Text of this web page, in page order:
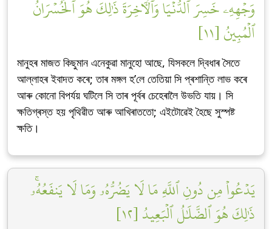
وَجۡهِهِۦ خَسِرَ ٱلدُّنۡيَا وَٱلۡأٓخِرَةَۚ ذَٰلِكَ هُوَ ٱلۡخُسۡرَانُ
ٱلۡمُبِينُ [١١]
মানুহৰ মাজত কিছুমান এনেকুৱা মানুহো আছে, যিসকলে দ্বিধাৰ সৈতে
আল্লাহৰ ইবাদত কৰে; তাৰ মঙ্গল হ’লে তেতিয়া সি প্ৰশান্তি লাভ কৰে
আৰু কোনো বিপৰ্যয় ঘটিলে সি তাৰ পূৰ্বৰ চেহেৰালৈ উভতি যায়। সি
ক্ষতিগ্ৰস্ত হয় পৃথিৱীত আৰু আখিৰাততো; এইটোৱেই হৈছে সুস্পষ্ট
ক্ষতি।
يَدۡعُواْ مِن دُونِ ٱللَّهِ مَا لَا يَضُرُّهُۥ وَمَا لَا يَنفَعُهُۥۚ
ذَٰلِكَ هُوَ ٱلضَّلَٰلُ ٱلۡبَعِيدُ [١٢]